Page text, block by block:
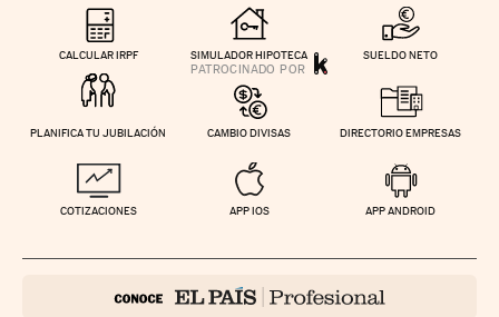
CALCULAR IRPF SIMULADOR HIPOTECA SUELDO NETO
PLANIFICA TU JUBILACIÓN CAMBIO DIVISAS DIRECTORIO EMPRESAS
COTIZACIONES APP IOS APP ANDROID